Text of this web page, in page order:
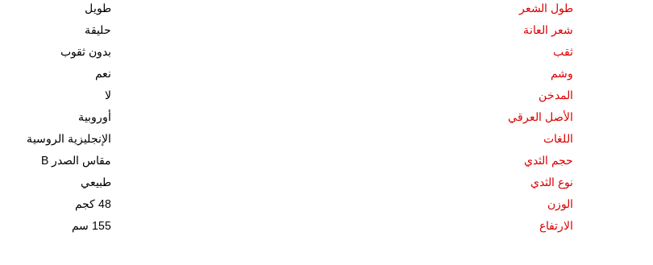
طول الشعر
طويل
شعر العانة
حليقة
ثقب
بدون ثقوب
وشم
نعم
المدخن
لا
الأصل العرقي
أوروبية
اللغات
الإنجليزية الروسية
حجم الثدي
مقاس الصدر B
نوع الثدي
طبيعي
الوزن
48 كجم
الارتفاع
155 سم